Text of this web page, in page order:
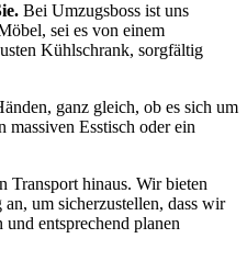
Bei Umzugsboss ist uns
sei es von einem
Kühlschrank, sorgfältig
ganz gleich, ob es sich um
massiven Esstisch oder ein
Transport hinaus. Wir bieten
um sicherzustellen, dass wir
entsprechend planen